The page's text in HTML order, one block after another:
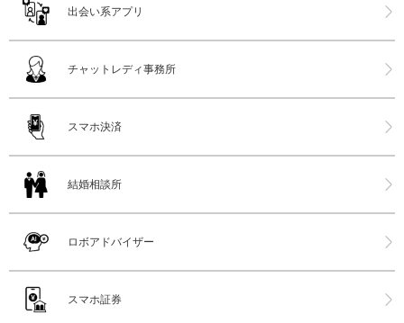
出会い系アプリ
チャットレディ事務所
スマホ決済
結婚相談所
ロボアドバイザー
スマホ証券